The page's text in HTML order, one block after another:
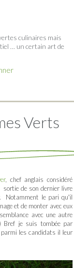
culinaires mais
… un certain art de
Verts
, chef anglais considéré
sortie de son dernier livre
Notamment le pari qu'il
et de monter avec eux
avec une autre
Bref je suis tombée par
les candidats il leur